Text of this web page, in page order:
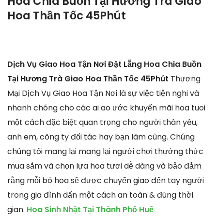
Hoa Thần Tốc 45Phút
Dịch Vụ Giao Hoa Tận Nơi Đặt Lẵng Hoa Chia Buồn
Tại Hương Trà Giao Hoa Thần Tốc 45Phút Thương
Mại Dịch Vụ Giao Hoa Tận Nơi là sự việc tiện nghi và
nhanh chóng cho các ai ao ước khuyến mãi hoa tuoi
một cách đặc biệt quan trọng cho người thân yêu,
anh em, công ty đối tác hay bạn làm cùng. Chúng
chúng tôi mang lại mang lại người chơi thưởng thức
mua sắm và chọn lựa hoa tươi dễ dàng và bảo đảm
rằng mỗi bó hoa sẽ được chuyển giao đến tay người
trong gia đình dấn một cách an toàn & đúng thời
gian. Hoa Sinh Nhật Tại Thành Phố Huế